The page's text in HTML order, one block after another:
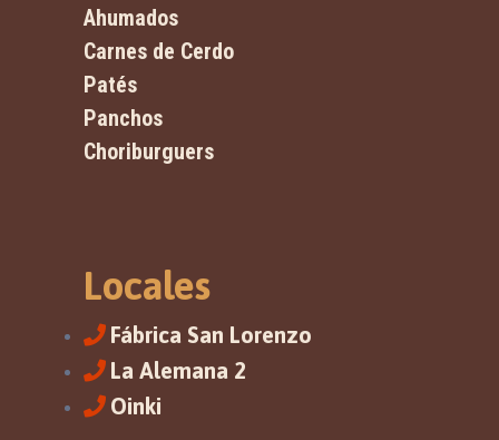
Ahumados
Carnes de Cerdo
Patés
Panchos
Choriburguers
Locales
Fábrica San Lorenzo
La Alemana 2
Oinki